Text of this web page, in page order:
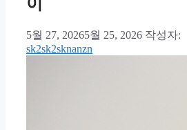
5월 27, 20265월 25, 2026 작성자:
sk2sk2sknanzn